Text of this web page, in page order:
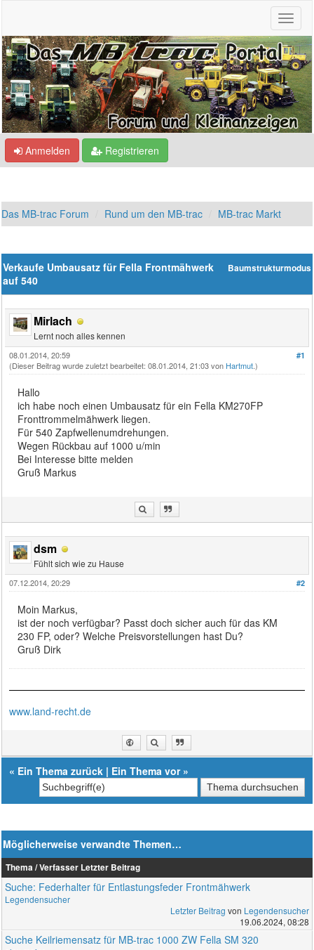
Anmelden Registrieren
Das MB-trac Forum Rund um den MB-trac MB-trac Markt
Baumstrukturmodus
Verkaufe Umbausatz für Fella Frontmähwerk
auf 540
Mirlach
Lernt noch alles kennen
#1
08.01.2014, 20:59
(Dieser Beitrag wurde zuletzt bearbeitet: 08.01.2014, 21:03 von Hartmut.)
Hallo
ich habe noch einen Umbausatz für ein Fella KM270FP
Fronttrommelmähwerk liegen.
Für 540 Zapfwellenumdrehungen.
Wegen Rückbau auf 1000 u/min
Bei Interesse bitte melden
Gruß Markus
dsm
Fühlt sich wie zu Hause
#2
07.12.2014, 20:29
Moin Markus,
ist der noch verfügbar? Passt doch sicher auch für das KM
230 FP, oder? Welche Preisvorstellungen hast Du?
Gruß Dirk
www.land-recht.de
« Ein Thema zurück | Ein Thema vor»
Möglicherweise verwandte Themen…
Thema / Verfasser Letzter Beitrag
Suche: Federhalter für Entlastungsfeder Frontmähwerk
Legendensucher
Letzter Beitrag von Legendensucher
19.06.2024, 08:28
Suche Keilriemensatz für MB-trac 1000 ZW Fella SM 320